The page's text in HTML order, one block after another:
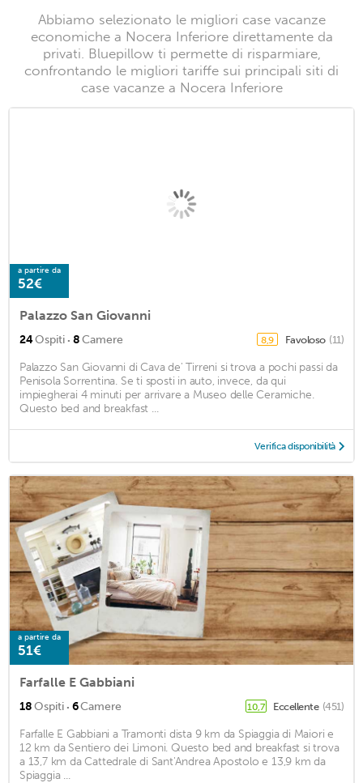
Abbiamo selezionato le migliori case vacanze
economiche a Nocera Inferiore direttamente da
privati. Bluepillow ti permette di risparmiare,
confrontando le migliori tariffe sui principali siti di
case vacanze a Nocera Inferiore
a partire da
52€
Palazzo San Giovanni
24Ospiti · 8Camere 8,9 Favoloso (11)
Palazzo San Giovanni di Cava de' Tirreni si trova a pochi passi da
Penisola Sorrentina. Se ti sposti in auto, invece, da qui
impiegherai 4 minuti per arrivare a Museo delle Ceramiche.
Questo bed and breakfast ...
Verifica disponibilità
a partire da
51€
Farfalle E Gabbiani
18Ospiti · 6Camere 10,7 Eccellente (451)
Farfalle E Gabbiani a Tramonti dista 9 km da Spiaggia di Maiori e
12 km da Sentiero dei Limoni. Questo bed and breakfast si trova
a 13,7 km da Cattedrale di Sant'Andrea Apostolo e 13,9 km da
Spiaggia ...